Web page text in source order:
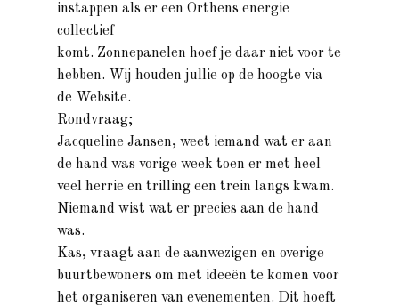
instappen als er een Orthens energie
collectief
komt. Zonnepanelen hoef je daar niet voor te
hebben. Wij houden jullie op de hoogte via
de Website.
Rondvraag;
Jacqueline Jansen, weet iemand wat er aan
de hand was vorige week toen er met heel
veel herrie en trilling een trein langs kwam.
Niemand wist wat er precies aan de hand
was.
Kas, vraagt aan de aanwezigen en overige
buurtbewoners om met ideeën te komen voor
het organiseren van evenementen. Dit hoeft